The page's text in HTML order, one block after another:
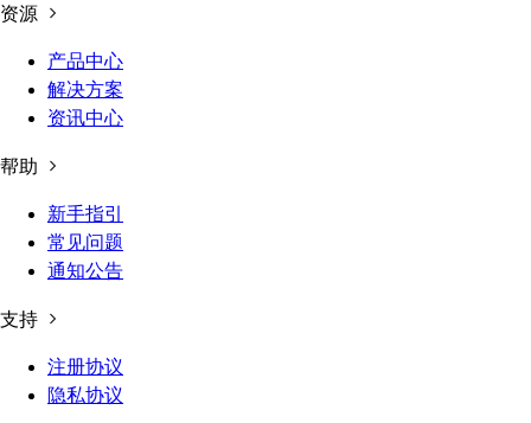
资源
产品中心
解决方案
资讯中心
帮助
新手指引
常见问题
通知公告
支持
注册协议
隐私协议